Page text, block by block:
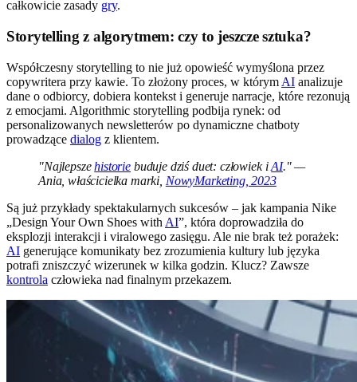
całkowicie zasady gry.
Storytelling z algorytmem: czy to jeszcze sztuka?
Współczesny storytelling to nie już opowieść wymyślona przez
copywritera przy kawie. To złożony proces, w którym AI analizuje
dane o odbiorcy, dobiera kontekst i generuje narracje, które rezonują
z emocjami. Algorithmic storytelling podbija rynek: od
personalizowanych newsletterów po dynamiczne chatboty
prowadzące dialog z klientem.
"Najlepszehistoriebuduje dziś duet: człowiek iAI." —
Ania, właścicielka marki, NowyMarketing, 2023
Są już przykłady spektakularnych sukcesów – jak kampania Nike
„Design Your Own Shoes with AI”, która doprowadziła do
eksplozji interakcji i viralowego zasięgu. Ale nie brak też porażek:
AI generujące komunikaty bez zrozumienia kultury lub języka
potrafi zniszczyć wizerunek w kilka godzin. Klucz? Zawsze
kontrola człowieka nad finalnym przekazem.